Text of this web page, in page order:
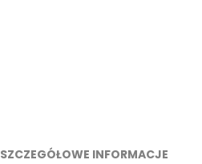
SZCZEGÓŁOWE INFORMACJE